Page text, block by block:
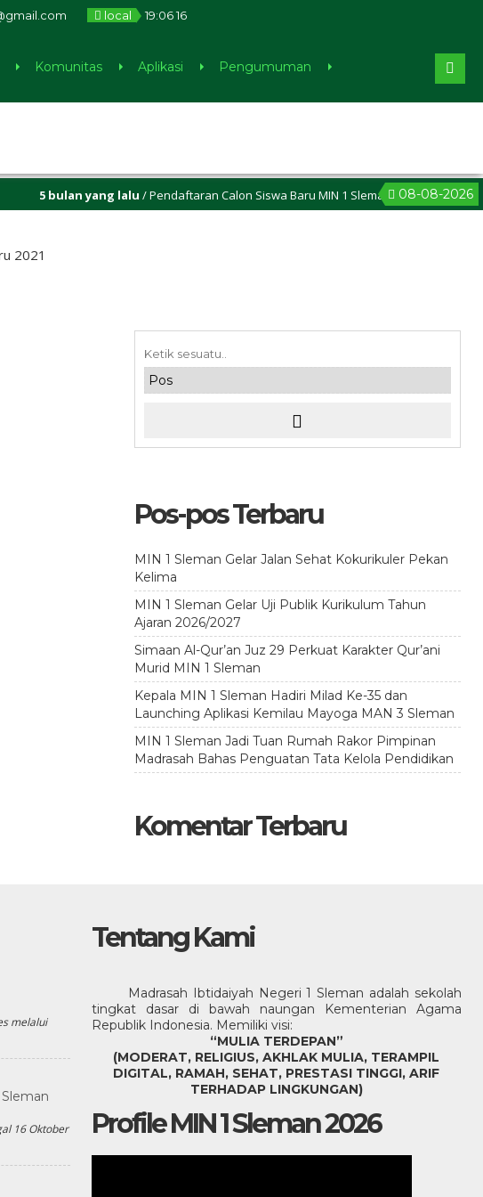
local 19:0616
Komunitas Aplikasi Pengumuman
08-08-2026
5 bulan yang lalu/ Pendaftaran Calon Siswa Baru MIN 1 Sleman sudah dibuka, cek di
2021
Pos-pos Terbaru
MIN 1 Sleman Gelar Jalan Sehat Kokurikuler Pekan
Kelima
MIN 1 Sleman Gelar Uji Publik Kurikulum Tahun
Ajaran 2026/2027
Simaan Al-Qur’an Juz 29 Perkuat Karakter Qur’ani
Murid MIN 1 Sleman
Kepala MIN 1 Sleman Hadiri Milad Ke-35 dan
Launching Aplikasi Kemilau Mayoga MAN 3 Sleman
MIN 1 Sleman Jadi Tuan Rumah Rakor Pimpinan
Madrasah Bahas Penguatan Tata Kelola Pendidikan
Komentar Terbaru
melalui
16 Oktober
Tentang Kami
Madrasah Ibtidaiyah Negeri 1 Sleman adalah sekolah
tingkat dasar di bawah naungan Kementerian Agama
Republik Indonesia. Memiliki visi:
“MULIA TERDEPAN”
(MODERAT, RELIGIUS, AKHLAK MULIA, TERAMPIL
DIGITAL, RAMAH, SEHAT, PRESTASI TINGGI, ARIF
TERHADAP LINGKUNGAN)
Profile MIN 1 Sleman 2026